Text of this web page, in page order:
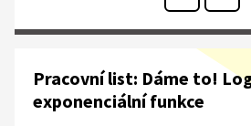
Pracovní list: Dáme to!
exponenciální funkce